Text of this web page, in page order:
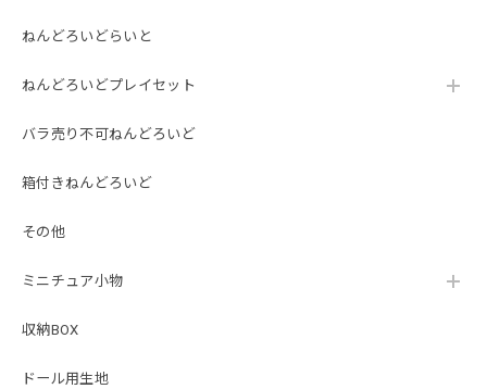
ねんどろいどらいと
ねんどろいどプレイセット
バラ売り不可ねんどろいど
箱付きねんどろいど
その他
ミニチュア小物
収納BOX
ドール用生地